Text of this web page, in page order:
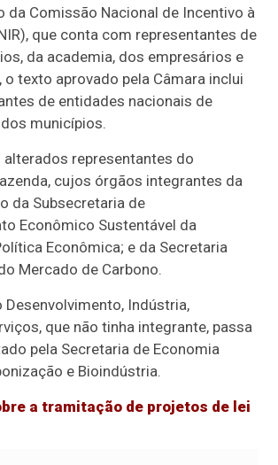
da Comissão Nacional de Incentivo à
que conta com representantes de
da academia, dos empresários e
o texto aprovado pela Câmara inclui
de entidades nacionais de
municípios.
alterados representantes do
cujos órgãos integrantes da
da Subsecretaria de
Econômico Sustentável da
Econômica; e da Secretaria
Mercado de Carbono.
Desenvolvimento, Indústria,
que não tinha integrante, passa
pela Secretaria de Economia
e Bioindústria.
a tramitação de projetos de lei